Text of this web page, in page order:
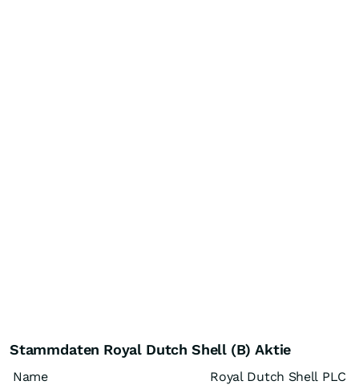
Stammdaten Royal Dutch Shell (B) Aktie
Name
Royal Dutch Shell PLC